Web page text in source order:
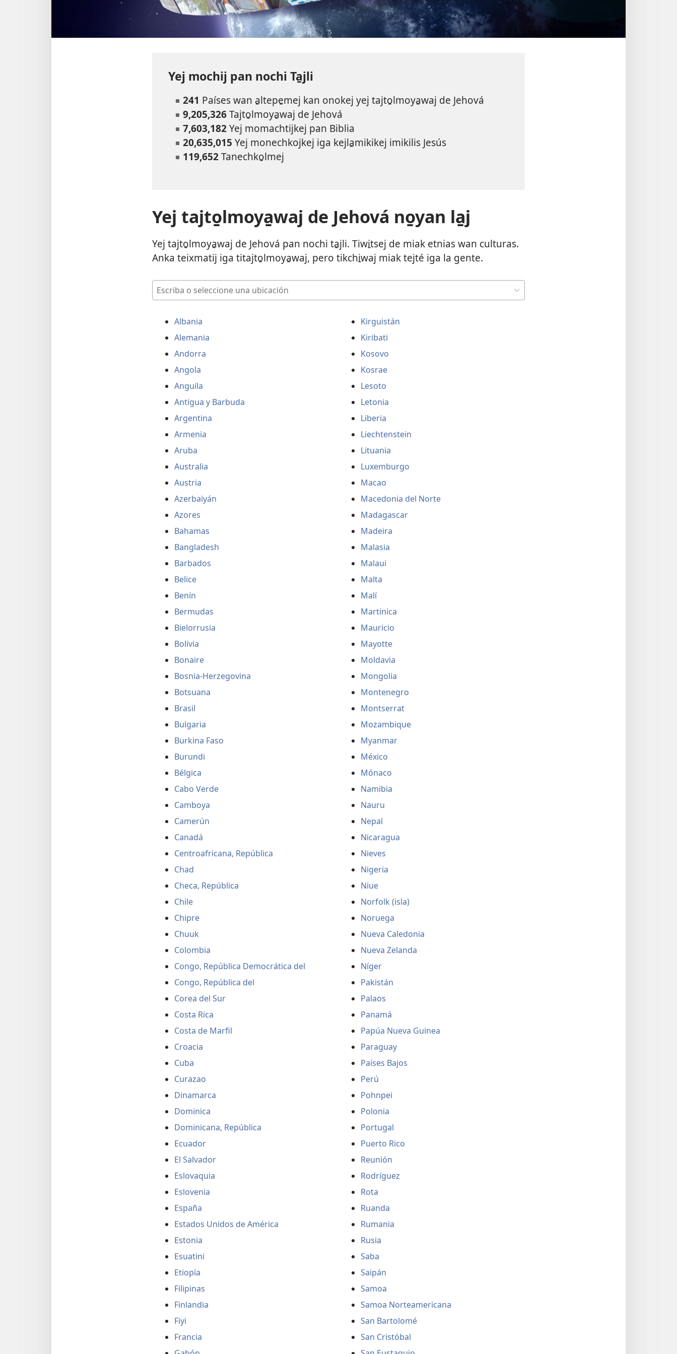
Yej mochij pan nochi Ta̱jli
241 Países wan a̱ltepe̱mej kan onokej yej tajto̱lmoya̱waj de Jehová
9,205,326Tajto̱lmoya̱waj de Jehová
7,603,182Yej momachtijkej pan Biblia
20,635,015 Yej monechkojkej iga kejla̱mikikej imikilis Jesús
119,652Tanechko̱lmej
Yej tajto̱lmoya̱waj de Jehová no̱yan la̱j
Yej tajto̱lmoya̱waj de Jehová pan nochi ta̱jli. Tiwi̱tsej de miak etnias wan culturas.
Anka teixmatij iga titajto̱lmoya̱waj, pero tikchi̱waj miak tejté iga la gente.
Escriba
o
una
ubicación
Albania
Alemania
Andorra
Angola
Anguila
Antigua y Barbuda
Argentina
Armenia
Aruba
Australia
Austria
Azerbaiyán
Azores
Bahamas
Bangladesh
Barbados
Belice
Benín
Bermudas
Bielorrusia
Bolivia
Bonaire
Bosnia-Herzegovina
Botsuana
Brasil
Bulgaria
Burkina Faso
Burundi
Bélgica
Cabo Verde
Camboya
Camerún
Canadá
Centroafricana, República
Chad
Checa, República
Chile
Chipre
Chuuk
Colombia
Congo, República Democrática del
Congo, República del
Corea del Sur
Costa Rica
Costa de Marfil
Croacia
Cuba
Curazao
Dinamarca
Dominica
Dominicana, República
Ecuador
El Salvador
Eslovaquia
Eslovenia
España
Estados Unidos de América
Estonia
Esuatini
Etiopía
Filipinas
Finlandia
Fiyi
Francia
Kirguistán
Kiribati
Kosovo
Kosrae
Lesoto
Letonia
Liberia
Liechtenstein
Lituania
Luxemburgo
Macao
Macedonia del Norte
Madagascar
Madeira
Malasia
Malaui
Malta
Malí
Martinica
Mauricio
Mayotte
Moldavia
Mongolia
Montenegro
Montserrat
Mozambique
Myanmar
México
Mónaco
Namibia
Nauru
Nepal
Nicaragua
Nieves
Nigeria
Niue
Norfolk (isla)
Noruega
Nueva Caledonia
Nueva Zelanda
Níger
Pakistán
Palaos
Panamá
Papúa Nueva Guinea
Paraguay
Países Bajos
Perú
Pohnpei
Polonia
Portugal
Puerto Rico
Reunión
Rodríguez
Rota
Ruanda
Rumania
Rusia
Saba
Saipán
Samoa
Samoa Norteamericana
San Bartolomé
San Cristóbal